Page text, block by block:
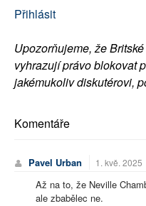
Přihlásit
Upozorňujeme, že
vyhrazují právo blokovat
jakémukoliv diskutérovi,
Komentáře
Pavel Urban 1. kvě. 2025
Až na to, že Neville
ale zbabělec ne.